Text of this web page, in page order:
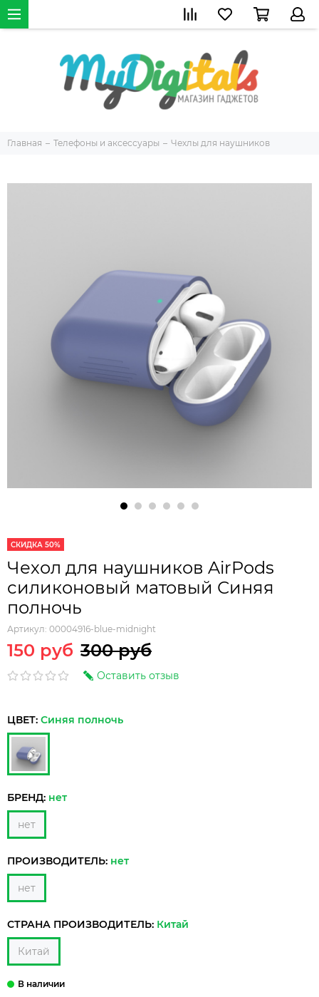
Главная Телефоны и аксессуары Чехлы для наушников
СКИДКА 50%
Чехол для наушников AirPods
силиконовый матовый Синяя
полночь
Артикул: 00004916-blue-midnight
150 руб 300 руб
Оставить отзыв
ЦВЕТ: Синяя полночь
БРЕНД: нет
нет
ПРОИЗВОДИТЕЛЬ: нет
нет
СТРАНА ПРОИЗВОДИТЕЛЬ: Китай
Китай